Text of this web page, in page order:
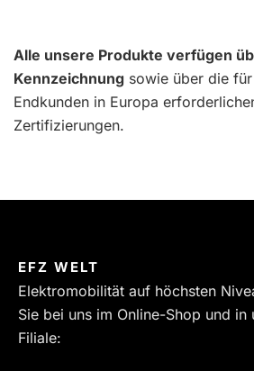
Alle unsere Produkte verfügen
Kennzeichnung sowie über die
Endkunden in Europa
Zertifizierungen.
EFZ WELT
Elektromobilität auf höchsten
Sie bei uns im Online-Shop und in
Filiale: